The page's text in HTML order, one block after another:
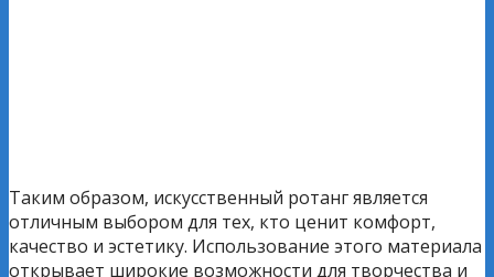
Таким образом, искусственный ротанг является
отличным выбором для тех, кто ценит комфорт,
качество и эстетику. Использование этого материала
открывает широкие возможности для творчества и